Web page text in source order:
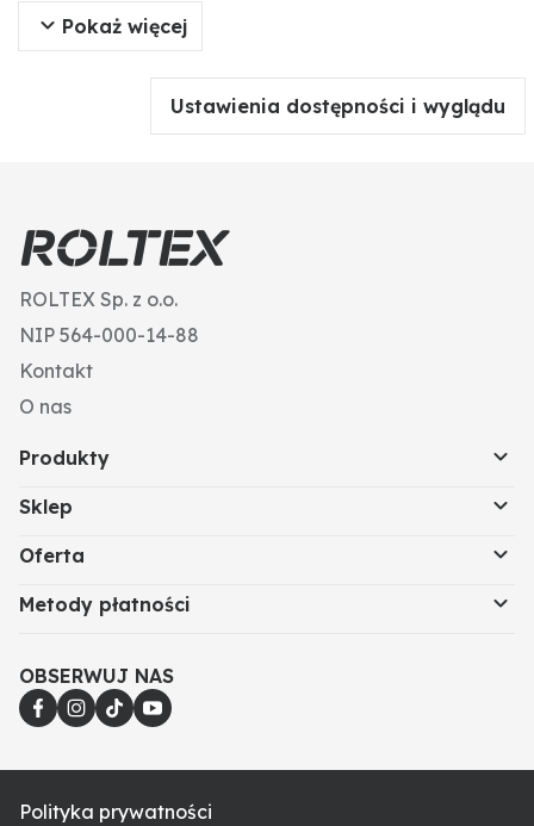
z punktami blokującymi
Wtyczka: 6,3 x 0,8
Pokaż więcej
Ustawienia dostępności i wyglądu
ROLTEX Sp. z o.o.
NIP 564-000-14-88
Kontakt
O nas
Produkty
Sklep
Oferta
Metody płatności
OBSERWUJ NAS
Polityka prywatności